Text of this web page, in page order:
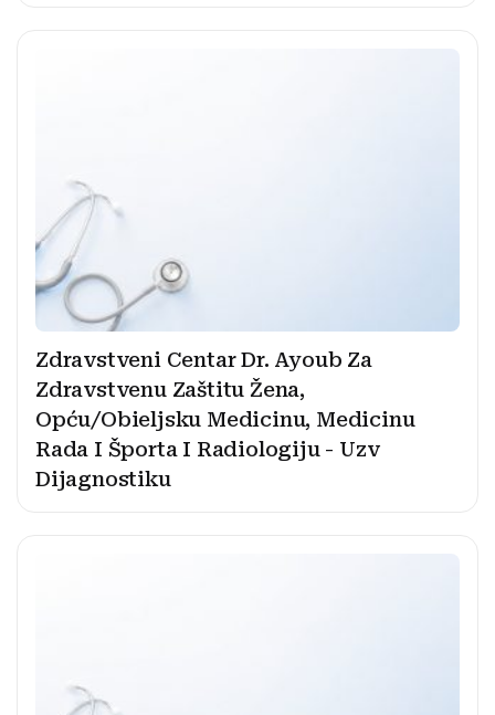
Zdravstveni Centar Dr. Ayoub Za
Zdravstvenu Zaštitu Žena,
Opću/Obieljsku Medicinu, Medicinu
Rada I Športa I Radiologiju - Uzv
Dijagnostiku